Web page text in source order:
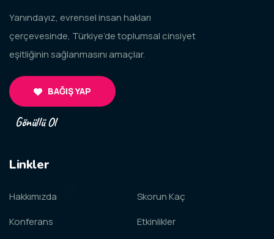
Yanındayız, evrensel insan hakları
çerçevesinde, Türkiye’de toplumsal cinsiyet
eşitliğinin sağlanmasını amaçlar.
BAĞIŞ YAP
Gönüllü Ol
Linkler
Hakkımızda
Konferans
Skorun Kaç
Etkinlikler